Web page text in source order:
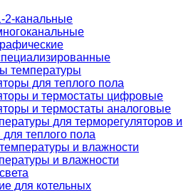
канальные
температуры
для теплого пола
и термостаты цифровые
и термостаты аналоговые
для терморегуляторов и
для теплого пола
и влажности
и влажности
для котельных